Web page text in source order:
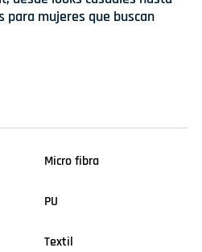
para mujeres que buscan
Micro fibra
PU
Textil